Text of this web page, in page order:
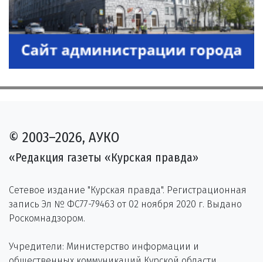
© 2003–2026, АУКО
«Редакция газеты «Курская правда»
Сетевое издание "Курская правда". Регистрационная
запись Эл № ФС77-79463 от 02 ноября 2020 г. Выдано
Роскомнадзором.
Учредители: Министерство информации и